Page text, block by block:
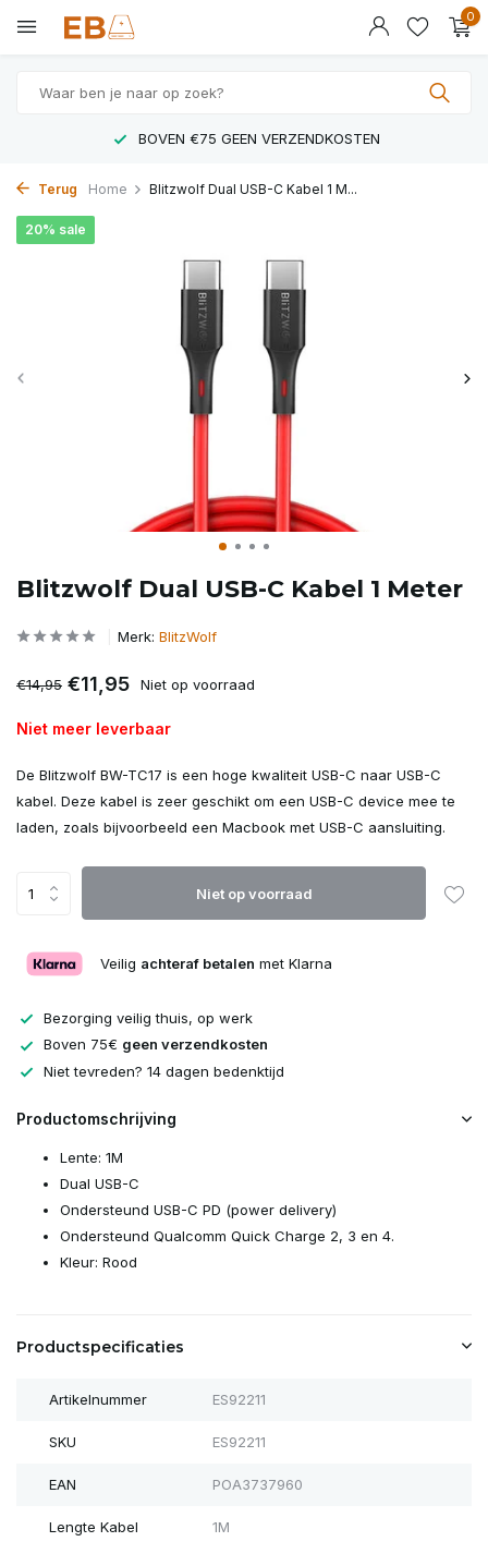
0
BOVEN €75 GEEN VERZENDKOSTEN
Terug Home Blitzwolf Dual USB-C Kabel 1 M...
Blitzwolf Dual USB-C Kabel 1 Meter
20% sale
Merk: BlitzWolf
€14,95 €11,95 Niet op voorraad
Niet meer leverbaar
De Blitzwolf BW-TC17 is een hoge kwaliteit USB-C naar USB-C
kabel. Deze kabel is zeer geschikt om een USB-C device mee te
laden, zoals bijvoorbeeld een Macbook met USB-C aansluiting.
Niet op voorraad
Veilig achteraf betalen met Klarna
Bezorging veilig thuis, op werk
Boven 75€ geen verzendkosten
Niet tevreden? 14 dagen bedenktijd
Productomschrijving
Lente: 1M
Dual USB-C
Ondersteund USB-C PD (power delivery)
Ondersteund Qualcomm Quick Charge 2, 3 en 4.
Kleur: Rood
Productspecificaties
Artikelnummer ES92211
SKU ES92211
EAN POA3737960
Lengte Kabel 1M